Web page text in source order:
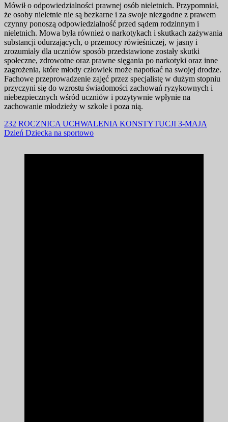
Mówił o odpowiedzialności prawnej osób nieletnich. Przypomniał,
że osoby nieletnie nie są bezkarne i za swoje niezgodne z prawem
czynny ponoszą odpowiedzialność przed sądem rodzinnym i
nieletnich. Mowa była również o narkotykach i skutkach zażywania
substancji odurzających, o przemocy rówieśniczej, w jasny i
zrozumiały dla uczniów sposób przedstawione zostały skutki
społeczne, zdrowotne oraz prawne sięgania po narkotyki oraz inne
zagrożenia, które młody człowiek może napotkać na swojej drodze.
Fachowe przeprowadzenie zajęć przez specjalistę w dużym stopniu
przyczyni się do wzrostu świadomości zachowań ryzykownych i
niebezpiecznych wśród uczniów i pozytywnie wpłynie na
zachowanie młodzieży w szkole i poza nią.
Nawigacja
wpisu
232 ROCZNICA UCHWALENIA KONSTYTUCJI 3-MAJA
Dzień Dziecka na sportowo